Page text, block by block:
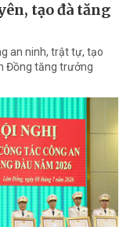
tạo đà tăng
an ninh, trật tự, tạo
Đồng tăng trưởng